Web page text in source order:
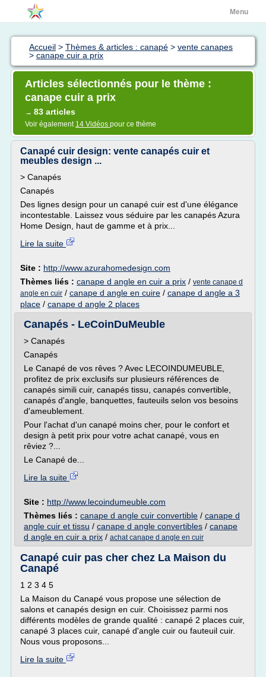
Menu
Accueil > Thèmes & articles : canapé > vente canapes
> canape cuir a prix
Articles sélectionnés pour le thème :
canape cuir a prix
→ 83 articles
Voir également 14 Vidéos pour ce thème
Canapé cuir design: vente canapés cuir et
meubles design ...
> Canapés
Canapés
Des lignes design pour un canapé cuir est d'une élégance
incontestable. Laissez vous séduire par les canapés Azura
Home Design, haut de gamme et à prix...
Lire la suite
Site : http://www.azurahomedesign.com
Thèmes liés : canape d angle en cuir a prix / vente canape d
angle en cuir / canape d angle en cuire / canape d angle a 3
place / canape d angle 2 places
Canapés - LeCoinDuMeuble
> Canapés
Canapés
Le Canapé de vos rêves ? Avec LECOINDUMEUBLE,
profitez de prix exclusifs sur plusieurs références de
canapés simili cuir, canapés tissu, canapés convertible,
canapés d'angle, banquettes, fauteuils selon vos besoins
d'ameublement.
Pour l'achat d'un canapé moins cher, pour le confort et
design à petit prix pour votre achat canapé, vous en
rêviez ?...
Le Canapé de...
Lire la suite
Site : http://www.lecoindumeuble.com
Thèmes liés : canape d angle cuir convertible / canape d
angle cuir et tissu / canape d angle convertibles / canape
d angle en cuir a prix / achat canape d angle en cuir
Canapé cuir pas cher chez La Maison du
Canapé
1 2 3 4 5
La Maison du Canapé vous propose une sélection de
salons et canapés design en cuir. Choisissez parmi nos
différents modèles de grande qualité : canapé 2 places cuir,
canapé 3 places cuir, canapé d'angle cuir ou fauteuil cuir.
Nous vous proposons...
Lire la suite